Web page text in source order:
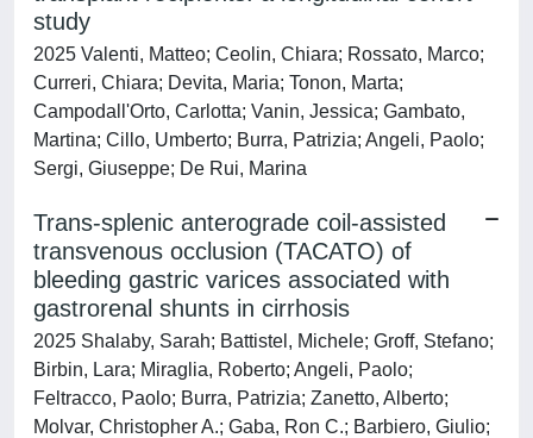
study
2025 Valenti, Matteo; Ceolin, Chiara; Rossato, Marco;
Curreri, Chiara; Devita, Maria; Tonon, Marta;
Campodall'Orto, Carlotta; Vanin, Jessica; Gambato,
Martina; Cillo, Umberto; Burra, Patrizia; Angeli, Paolo;
Sergi, Giuseppe; De Rui, Marina
Trans-splenic anterograde coil-assisted
transvenous occlusion (TACATO) of
bleeding gastric varices associated with
gastrorenal shunts in cirrhosis
2025 Shalaby, Sarah; Battistel, Michele; Groff, Stefano;
Birbin, Lara; Miraglia, Roberto; Angeli, Paolo;
Feltracco, Paolo; Burra, Patrizia; Zanetto, Alberto;
Molvar, Christopher A.; Gaba, Ron C.; Barbiero, Giulio;